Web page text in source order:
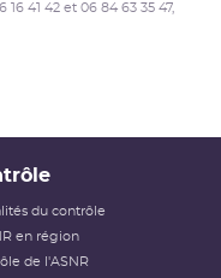
41 42 et 06 84 63 35 47,
du contrôle
en région
de l'ASNR